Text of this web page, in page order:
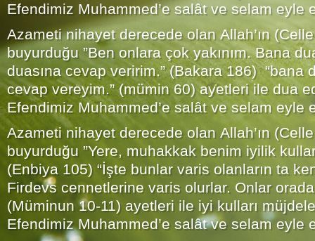
Efendimiz Muhammed’e salât ve selam eyle
Azameti nihayet derecede olan Allah’ın
buyurduğu ”Ben onlara çok yakınım. Bana
duasına cevap veririm.” (Bakara 186) “bana
cevap vereyim.” (mümin 60) ayetleri ile dua
Efendimiz Muhammed’e salât ve selam eyle
Azameti nihayet derecede olan Allah’ın
buyurduğu ”Yere, muhakkak benim iyilik
(Enbiya 105) “İşte bunlar varis olanların ta
Firdevs cennetlerine varis olurlar. Onlar
(Müminun 10-11) ayetleri ile iyi kulları
Efendimiz Muhammed’e salât ve selam eyle